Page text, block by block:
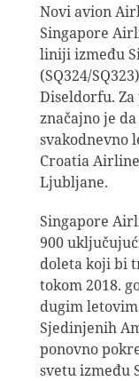
Novi avion
Singapore
liniji između
(SQ324/
Diseldorfu.
značajno je
svakodnevno
Croatia
Ljubljane.
Singapore
900
doleta koji bi
tokom 2018.
dugim
Sjedinjenih
ponovno
svetu između